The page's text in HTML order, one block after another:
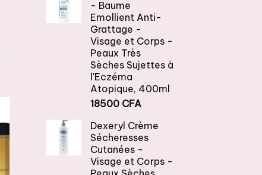
- Baume
Emollient Anti-
Grattage -
Visage et Corps -
Peaux Très
Sèches Sujettes à
l'Eczéma
Atopique, 400ml
18500 CFA
Dexeryl Crème
Sécheresses
Cutanées -
Visage et Corps -